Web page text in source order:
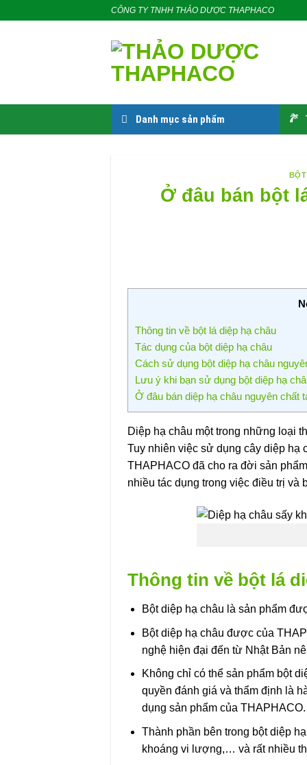
CÔNG TY TNHH THẢO DƯỢC THAPHACO
Danh mục sản phẩm
Ở đâu bán bột
Thông tin về bột lá diệp hạ châu
Tác dụng của bột diệp hạ châu
Cách sử dụng bột diệp hạ châu
Lưu ý khi bạn sử dụng bột diệp hạ
Ở đâu bán diệp hạ châu nguyên chất
Diệp hạ châu một trong những loại
Tuy nhiên việc sử dụng cây diệp
THAPHACO đã cho ra đời sản
nhiều tác dụng trong việc điều trị và
Thông tin về bột lá
Bột diệp hạ châu là sản phẩm
Bột diệp hạ châu được của
nghệ hiện đại đến từ Nhật Bản
Không chỉ có thể sản phẩm bột
quyền đánh giá và thẩm định là
dụng sản phẩm của THAPHACO.
Thành phần bên trong bột diệp
khoáng vi lượng,… và rất nhiều